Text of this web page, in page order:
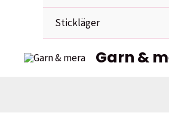
Stickläger
Garn &